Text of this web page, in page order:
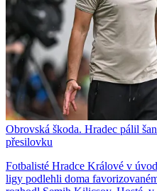
Obrovská škoda. Hradec pálil
přesilovku
Fotbalisté Hradce Králové v
ligy podlehli doma